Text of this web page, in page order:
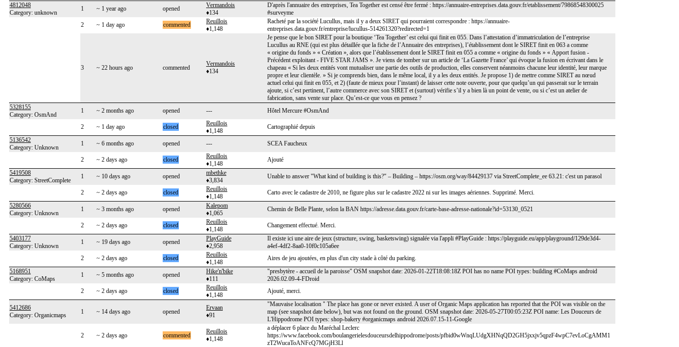
4812048
Category: unknown
1 ~ 1 year ago opened
Vermandois
♦134
D'après l'annuaire des entreprises, Tea Together est censé être fermé : https://annuaire-entreprises.data.gouv.fr/etablissement/79868548300025
#surveyme
2
~ 1 day ago commented
Reuillois
♦1,148
Racheté par la société Lucullus, mais il y a deux SIRET qui pourraient correspondre : https://annuaire-
entreprises.data.gouv.fr/entreprise/lucullus-514261320?redirected=1
3 ~ 22 hours ago commented
Vermandois
♦134
Je pense que le bon SIRET pour la boutique ‘Tea Together’ est celui qui finit en 055. Dans l’attestation d’immatriculation de l’entreprise
Lucullus au RNE (qui est plus détaillée que la fiche de l’Annuaire des entreprises), l’établissement dont le SIRET finit en 063 a comme
« origine du fonds » « Création », alors que l’établissement dont le SIRET finit en 055 a comme « origine du fonds » « Apport fusion -
Précédent exploitant - FIVE STAR JAMS ». Je viens de tomber sur un article de ‘La Gazette France’ qui évoque la fusion en écrivant dans le
chapeau « Si les deux entités vont mutualiser une partie des outils de production, elles conservent néanmoins chacune leur identité, leur marque
propre et leur clientèle. » Si je comprends bien, dans le même local, il y a les deux entités. Je propose 1) de mettre comme SIRET au nœud
actuel celui qui finit en 055, et 2) (faute de mieux pour l’instant) de laisser cette note ouverte, pour que quelqu’un qui passerait sur le terrain
ajoute, si c’est pertinent, l’autre commerce avec son SIRET et (surtout) vérifie s’il y a bien là un point de vente, ou si c’est un atelier de
fabrication, sans vente sur place. Qu’est-ce que vous en pensez ?
5328155
Category: OsmAnd
1 ~ 2 months ago opened --- Hôtel Mercure #OsmAnd
2 ~ 1 day ago closed
Reuillois
♦1,148
Cartographié depuis
5136542
Category: Unknown
1 ~ 6 months ago opened --- SCEA Faucheux
2 ~ 2 days ago closed
Reuillois
♦1,148
Ajouté
5419508
Category: StreetComplete
1 ~ 10 days ago opened
mbethke
♦3,834
Unable to answer "What kind of building is this?" – Building – https://osm.org/way/84429137 via StreetComplete_ee 63.21: c'est un parasol
2 ~ 2 days ago closed
Reuillois
♦1,148
Carto avec le cadastre de 2010, ne figure plus sur le cadastre 2022 ni sur les images aériennes. Supprimé. Merci.
5280566
Category: Unknown
1 ~ 3 months ago opened
Kalepom
♦1,065
Chemin de Belle Plante, selon la BAN https://adresse.data.gouv.fr/carte-base-adresse-nationale?id=53130_0521
2 ~ 2 days ago closed
Reuillois
♦1,148
Changement effectué. Merci.
5403177
Category: Unknown
1 ~ 19 days ago opened
PlayGuide
♦2,958
Il existe ici une aire de jeux (structure, swing, basketswing) signalée via l'appli #PlayGuide : https://playguide.eu/app/playground/129de3d4-
a4ef-4df2-8aa0-10f0c105a6ee
2
~ 2 days ago closed
Reuillois
♦1,148
Aires de jeu ajoutées, en plus d'un city stade à côté du parking.
5168951
Category: CoMaps
1 ~ 5 months ago opened
Hike'n'bike
♦111
"presbytère - accueil de la paroisse" OSM snapshot date: 2026-01-22T18:08:18Z POI has no name POI types: building #CoMaps android
2026.02.09-4-FDroid
2
~ 2 days ago closed
Reuillois
♦1,148
Ajouté, merci.
5412686
Category: Organicmaps
1 ~ 14 days ago opened
Ervaan
♦91
"Mauvaise localisation " The place has gone or never existed. A user of Organic Maps application has reported that the POI was visible on the
map (see snapshot date below), but was not found on the ground. OSM snapshot date: 2026-05-27T00:05:23Z POI name: Les Douceurs de
L'Hippodrome POI types: shop-bakery #organicmaps android 2026.07.15-11-Google
2 ~ 2 days ago commented
Reuillois
♦1,148
a déplacer 6 place du Maréchal Leclerc
https://www.facebook.com/boulangerielesdouceursdelhippodrome/posts/pfbid0wWnqLUdgXHNqQD2GH5jxxjv5qpzF4wpC7evLoCgAMM1
zT2WucaToANFcQ7MGjH3Ll